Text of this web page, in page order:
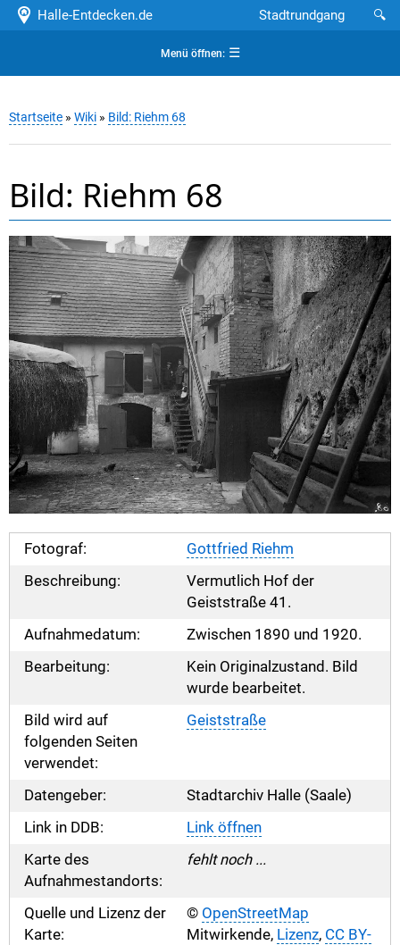
Halle-Entdecken.de 🔍
Stadtrundgang
Menü öffnen:☰
Startseite » Wiki » Bild: Riehm 68
Bild: Riehm 68
Fotograf:
Gottfried Riehm
Beschreibung:
Vermutlich Hof der
Geiststraße 41.
Aufnahmedatum:
Zwischen 1890 und 1920.
Bearbeitung:
Kein Originalzustand. Bild
wurde bearbeitet.
Bild wird auf
folgenden Seiten
verwendet:
Geiststraße
Datengeber:
Stadtarchiv Halle (Saale)
Link in DDB:
Link öffnen
Karte des
Aufnahmestandorts:
fehlt noch ...
Quelle und Lizenz der
Karte:
© OpenStreetMap
Mitwirkende, Lizenz, CC BY-